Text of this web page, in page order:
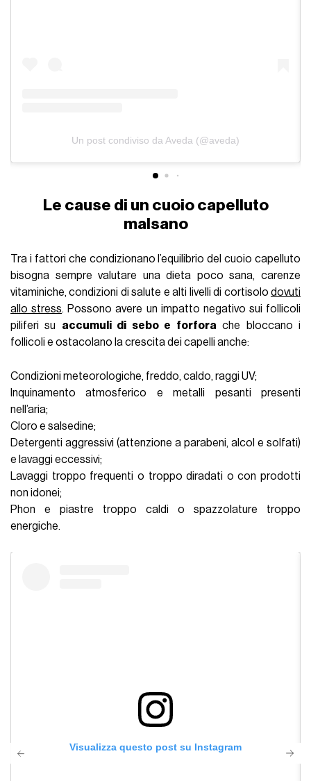
Un post condiviso da Aveda (@aveda)
Le cause di un cuoio capelluto
malsano
Tra i fattori che condizionano l’equilibrio del cuoio capelluto
bisogna sempre valutare una dieta poco sana, carenze
vitaminiche, condizioni di salute e alti livelli di cortisolo dovuti
allo stress. Possono avere un impatto negativo sui follicoli
piliferi su accumuli di sebo e forfora che bloccano i
follicoli e ostacolano la crescita dei capelli anche:
Condizioni meteorologiche, freddo, caldo, raggi UV;
Inquinamento atmosferico e metalli pesanti presenti
nell’aria;
Cloro e salsedine;
Detergenti aggressivi (attenzione a parabeni, alcol e solfati)
e lavaggi eccessivi;
Lavaggi troppo frequenti o troppo diradati o con prodotti
non idonei;
Phon e piastre troppo caldi o spazzolature troppo
energiche.
Visualizza questo post su Instagram